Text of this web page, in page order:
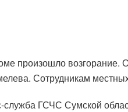
произошло возгорание.
Сотрудникам
служба ГСЧС Сумской